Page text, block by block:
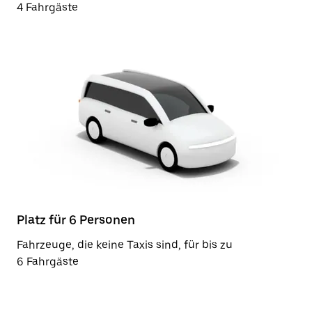
4 Fahrgäste
Platz für 6 Personen
Fahrzeuge, die keine Taxis sind, für bis zu
6 Fahrgäste